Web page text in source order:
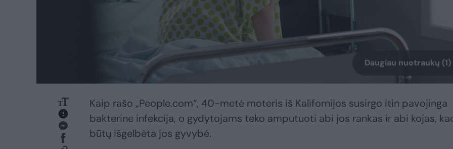
Daugiau nuotraukų (1)
Kaip rašo „People.com“, 40-metė moteris iš Kalifornijos susirgo itin pavojinga
bakterine infekcija, o gydytojams teko amputuoti abi jos rankas ir abi kojas,
būtų išgelbėta jos gyvybė.